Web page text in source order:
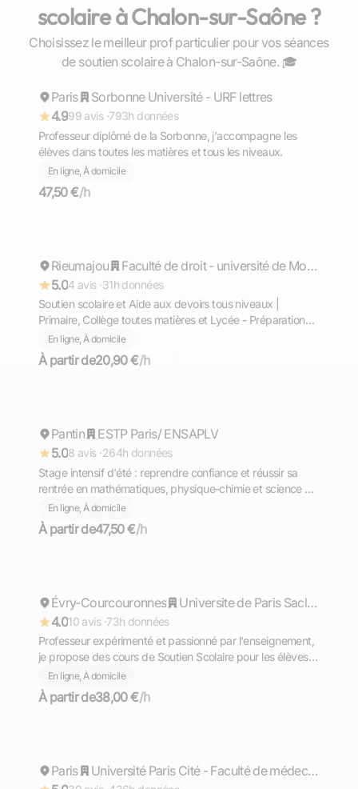
scolaire à Chalon-sur-Saône ?
Choisissez le meilleur prof particulier pour vos séances
de soutien scolaire à Chalon-sur-Saône. ‍🎓
Répond rapidement
Fabian
Paris
Sorbonne Université - URF lettres
4.999 avis ·793h données
Professeur diplômé de la Sorbonne, j'accompagne les
élèves dans toutes les matières et tous les niveaux.
En ligne, À domicile
47,50 €/h
Répond rapidement
Rieumajou
Faculté de droit - université de Montpellier
5.04 avis ·31h données
Soutien scolaire et Aide aux devoirs tous niveaux |
Primaire, Collège toutes matières et Lycée - Préparation
aux épreuves du bac en Français, HGGSP et SES en ligne
et en présentiel
En ligne, À domicile
À partir de20,90 €/h
Répond rapidement
Pantin
ESTP Paris/ ENSAPLV
5.08 avis ·264h données
Stage intensif d'été : reprendre confiance et réussir sa
rentrée en mathématiques, physique-chimie et science de
l'ingénieur
En ligne, À domicile
À partir de47,50 €/h
Répond rapidement
Évry-Courcouronnes
Universite de Paris Saclay
4.010 avis ·73h données
Professeur expérimenté et passionné par l'enseignement,
je propose des cours de Soutien Scolaire pour les élèves
du primaire jusqu'en terminale.
En ligne, À domicile
À partir de38,00 €/h
Répond rapidement
Paris
Université Paris Cité - Faculté de médecine